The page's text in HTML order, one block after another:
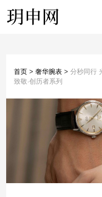
首页 > 奢华腕表 > 分秒同行
致敬·创历者系列